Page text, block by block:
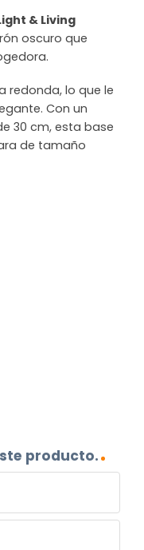
& Living
oscuro que
redonda, lo que le
Con un
30 cm, esta base
de tamaño
producto.